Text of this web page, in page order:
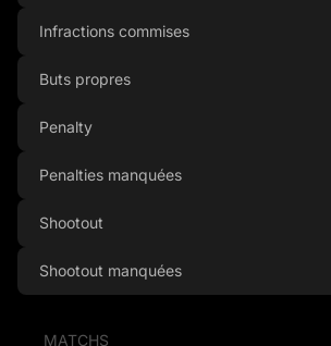
MATCHS
Infractions commises
Buts propres
Penalty
Penalties manquées
Shootout
Shootout manquées